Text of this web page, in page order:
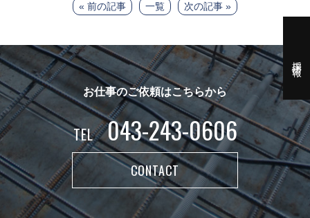
« 前の記事 一覧 次の記事 »
お仕事のご依頼はこちらから
TEL 043-243-0606
CONTACT